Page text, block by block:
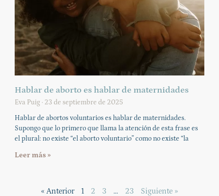
Hablar de aborto es hablar de maternidades
Eva Puig
23 de septiembre de 2025
Hablar de abortos voluntarios es hablar de maternidades.
Supongo que lo primero que llama la atención de esta frase es
el plural: no existe “el aborto voluntario” como no existe “la
Leer más »
« Anterior 1 2 3 … 23 Siguiente »